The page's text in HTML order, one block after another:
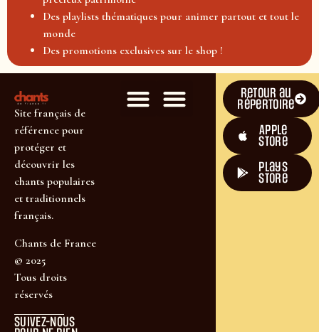
Des playlists thématiques pour animer partout et tout le
monde
Des promotions exclusives sur le shop !
Site français de
référence pour
protéger et
découvrir les
chants populaires
et traditionnels
français.
Chants de France
© 2025
Tous droits
réservés
SUIVEZ-NOUS
Retour au
répertoire
Apple
Store
plays
store